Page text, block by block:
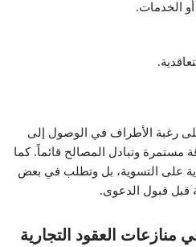
أو الخدمات.
على رغبة الأطراف في الوصول إلى
مستمرة وتبادل المصالح قائماً. كما
على التسوية، بل وتطلب في بعض
قبل قبول الدعوى.
منازعات العقود التجارية